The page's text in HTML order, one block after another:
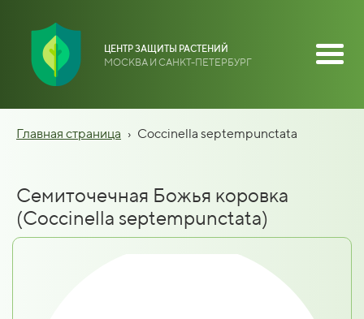
ЦЕНТР ЗАЩИТЫ РАСТЕНИЙ
МОСКВА И САНКТ-ПЕТЕРБУРГ
Главная страница › Coccinella septempunctata
Семиточечная Божья коровка
(Coccinella septempunctata)